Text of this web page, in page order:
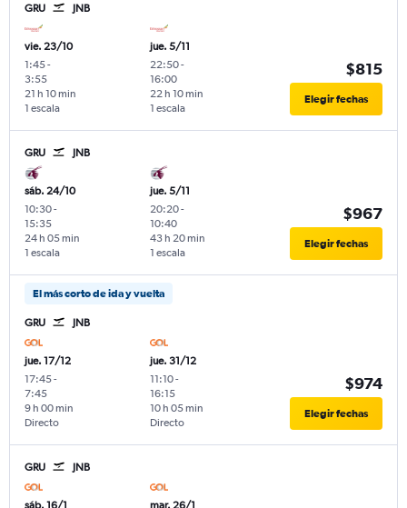
GRU JNB
vie. 23/10
1:45-
3:55
1 escala
21 h 10 min
jue. 5/11
22:50-
16:00
1 escala
22 h 10 min
$815
Elegir fechas
GRU JNB
sáb. 24/10
10:30-
15:35
1 escala
24 h 05 min
jue. 5/11
20:20-
10:40
1 escala
43 h 20 min
$967
Elegir fechas
El más corto de ida y vuelta
GRU JNB
jue. 17/12
17:45-
7:45
Directo
9 h 00 min
jue. 31/12
11:10-
16:15
Directo
10 h 05 min
$974
Elegir fechas
GRU JNB